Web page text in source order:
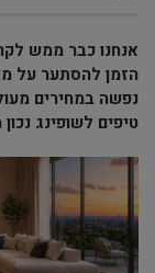
הזמן להסתער על
נפשה במחירים
טיפים לשופינג